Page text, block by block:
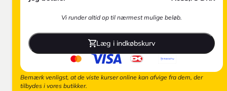
Vi runder altid op til nærmest mulige beløb.
Læg i indkøbskurv
Bemærk venligst, at de viste kurser online kan afvige fra dem, der
tilbydes i vores butikker.